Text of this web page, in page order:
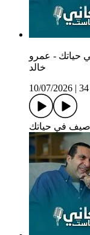
صيف في حياتك - عمرو
خالد
10/07/2026